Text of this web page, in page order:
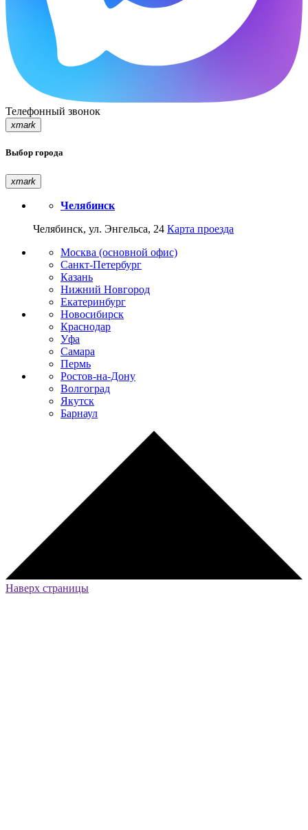
Телефонный звонок
xmark
Выбор города
xmark
Челябинск
Челябинск, ул. Энгельса, 24 Карта проезда
Москва (основной офис)
Санкт-Петербург
Казань
Нижний Новгород
Екатеринбург
Новосибирск
Краснодар
Уфа
Самара
Пермь
Ростов-на-Дону
Волгоград
Якутск
Барнаул
Наверх страницы